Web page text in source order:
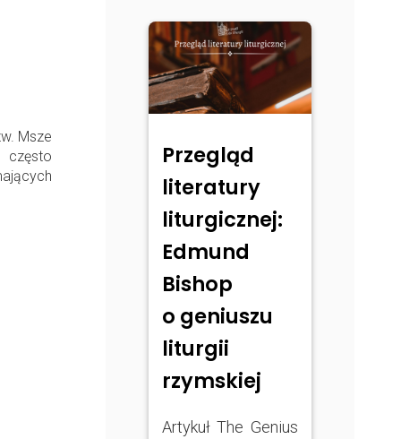
Msze
często
Przegląd
literatury
liturgicznej:
Edmund
Bishop
o geniuszu
liturgii
rzymskiej
Artykuł The Genius